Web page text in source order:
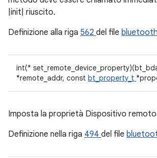
|init| riuscito.
Definizione alla riga 562 del file
int(*
*remote_addr, const bt_property_t
Imposta la proprietà Dispositivo
Definizione nella riga 494 del file